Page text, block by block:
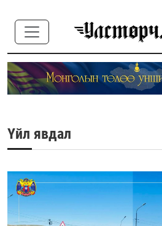
Үйл явдал